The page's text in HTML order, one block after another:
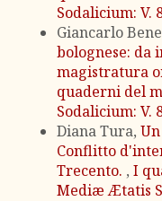
Sodalicium: V.
Giancarlo
bolognese: da
magistratura
quaderni del
Sodalicium: V.
Diana Tura,
Conflitto
Trecento. , I
Mediæ Ætatis